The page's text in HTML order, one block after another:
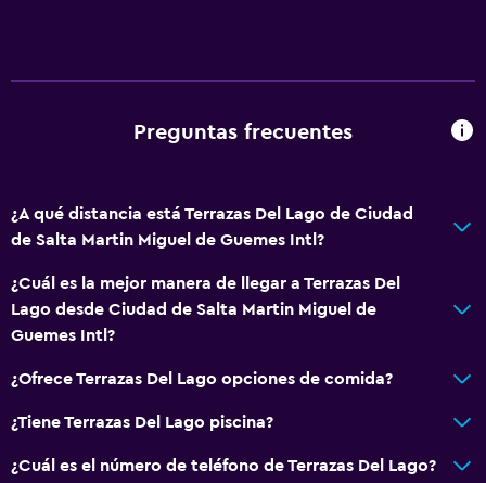
Almuerzos para llevar
Bar/lounge
Actividades
Senderismo
Juegos de mesa/rompecabezas
Canotaje
Instalaciones para deportes acuáticos
Preguntas frecuentes
¿A qué distancia está Terrazas Del Lago de Ciudad
de Salta Martin Miguel de Guemes Intl?
¿Cuál es la mejor manera de llegar a Terrazas Del
Lago desde Ciudad de Salta Martin Miguel de
Guemes Intl?
¿Ofrece Terrazas Del Lago opciones de comida?
¿Tiene Terrazas Del Lago piscina?
¿Cuál es el número de teléfono de Terrazas Del Lago?